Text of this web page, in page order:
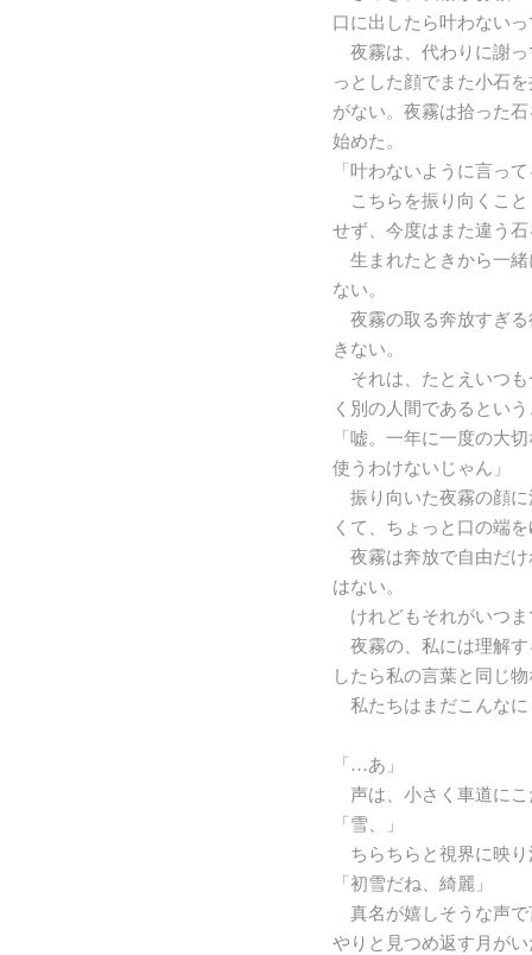
口に出したら叶わない
夜霧は、代わりに謝っ
っとした顔でまた小石
がない。夜霧は拾った
始めた。
「叶わないように言っ
こちらを振り向くこと
せず、今度はまた違う
生まれたときから一緒
ない。
夜霧の取る奔放すぎる
きない。
それは、たとえいつも
く別の人間であるとい
「嘘。一年に一度の大
使うわけないじゃん」
振り向いた夜霧の顔に
くて、ちょっと口の端
夜霧は奔放で自由だけ
はない。
けれどもそれがいつま
夜霧の、私には理解す
したら私の言葉と同じ
私たちはまだこんなに
「…あ」
声は、小さく車道にこ
「雪、」
ちらちらと視界に映り
「初雪だね、綺麗」
真名が嬉しそうな声で
やりと見つめ返す月がい